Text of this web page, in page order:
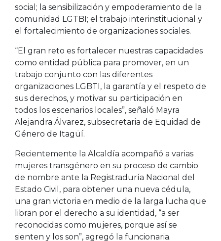
social; la sensibilización y empoderamiento de la
comunidad LGTBI; el trabajo interinstitucional y
el fortalecimiento de organizaciones sociales.
“El gran reto es fortalecer nuestras capacidades
como entidad pública para promover, en un
trabajo conjunto con las diferentes
organizaciones LGBTI, la garantía y el respeto de
sus derechos, y motivar su participación en
todos los escenarios locales”, señaló Mayra
Alejandra Álvarez, subsecretaria de Equidad de
Género de Itagüí.
Recientemente la Alcaldía acompañó a varias
mujeres transgénero en su proceso de cambio
de nombre ante la Registraduría Nacional del
Estado Civil, para obtener una nueva cédula,
una gran victoria en medio de la larga lucha que
libran por el derecho a su identidad, “a ser
reconocidas como mujeres, porque así se
sienten y los son”, agregó la funcionaria.